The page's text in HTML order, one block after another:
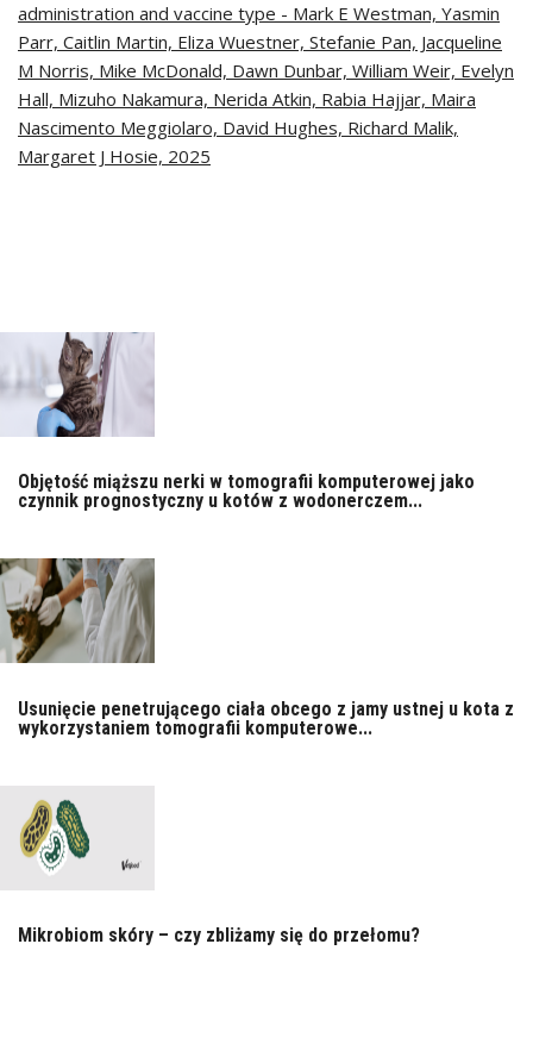
administration and vaccine type - Mark E Westman, Yasmin
Parr, Caitlin Martin, Eliza Wuestner, Stefanie Pan, Jacqueline
M Norris, Mike McDonald, Dawn Dunbar, William Weir, Evelyn
Hall, Mizuho Nakamura, Nerida Atkin, Rabia Hajjar, Maira
Nascimento Meggiolaro, David Hughes, Richard Malik,
Margaret J Hosie, 2025
Objętość miąższu nerki w tomografii komputerowej jako
czynnik prognostyczny u kotów z wodonerczem...
Usunięcie penetrującego ciała obcego z jamy ustnej u kota z
wykorzystaniem tomografii komputerowe...
Mikrobiom skóry – czy zbliżamy się do przełomu?